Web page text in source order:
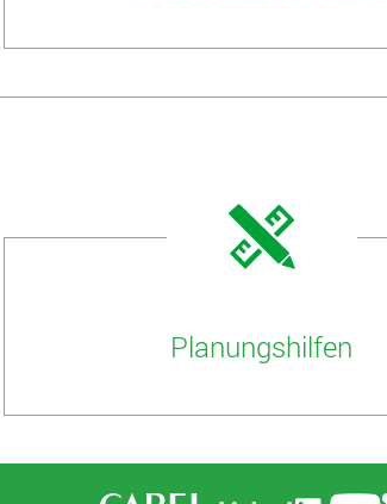
Planungshilfen